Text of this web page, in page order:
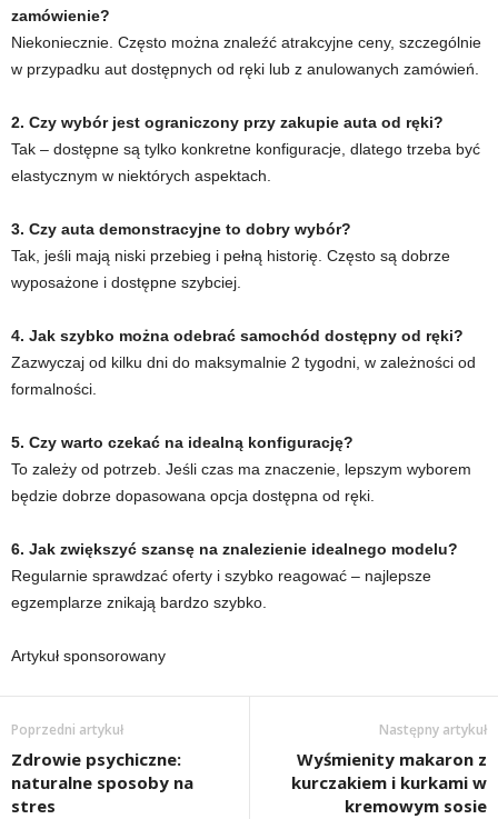
zamówienie?
Niekoniecznie. Często można znaleźć atrakcyjne ceny, szczególnie
w przypadku aut dostępnych od ręki lub z anulowanych zamówień.
2. Czy wybór jest ograniczony przy zakupie auta od ręki?
Tak – dostępne są tylko konkretne konfiguracje, dlatego trzeba być
elastycznym w niektórych aspektach.
3. Czy auta demonstracyjne to dobry wybór?
Tak, jeśli mają niski przebieg i pełną historię. Często są dobrze
wyposażone i dostępne szybciej.
4. Jak szybko można odebrać samochód dostępny od ręki?
Zazwyczaj od kilku dni do maksymalnie 2 tygodni, w zależności od
formalności.
5. Czy warto czekać na idealną konfigurację?
To zależy od potrzeb. Jeśli czas ma znaczenie, lepszym wyborem
będzie dobrze dopasowana opcja dostępna od ręki.
6. Jak zwiększyć szansę na znalezienie idealnego modelu?
Regularnie sprawdzać oferty i szybko reagować – najlepsze
egzemplarze znikają bardzo szybko.
Artykuł sponsorowany
Poprzedni artykuł
Zdrowie psychiczne:
naturalne sposoby na
stres
Następny artykuł
Wyśmienity makaron z
kurczakiem i kurkami w
kremowym sosie